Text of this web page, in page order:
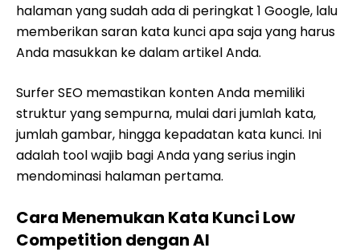
halaman yang sudah ada di peringkat 1 Google, lalu
memberikan saran kata kunci apa saja yang harus
Anda masukkan ke dalam artikel Anda.
Surfer SEO memastikan konten Anda memiliki
struktur yang sempurna, mulai dari jumlah kata,
jumlah gambar, hingga kepadatan kata kunci. Ini
adalah tool wajib bagi Anda yang serius ingin
mendominasi halaman pertama.
Cara Menemukan Kata Kunci Low
Competition dengan AI